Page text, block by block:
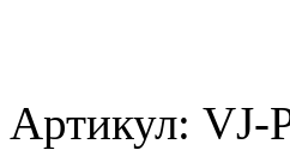
Артикул: VJ-